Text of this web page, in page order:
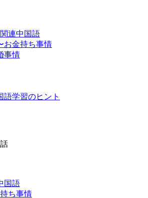
連中国語
お金持ち事情
事情
語学習のヒント
国語
ち事情